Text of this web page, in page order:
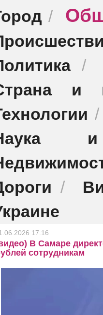
/
/
и
и
/
17:16
В Самаре
сотрудникам